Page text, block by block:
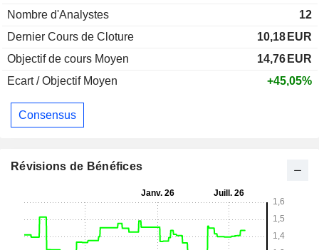
Nombre d'Analystes
12
Dernier Cours de Cloture
10,18 EUR
Objectif de cours Moyen
14,76 EUR
Ecart / Objectif Moyen
+45,05%
Consensus
Révisions de Bénéfices